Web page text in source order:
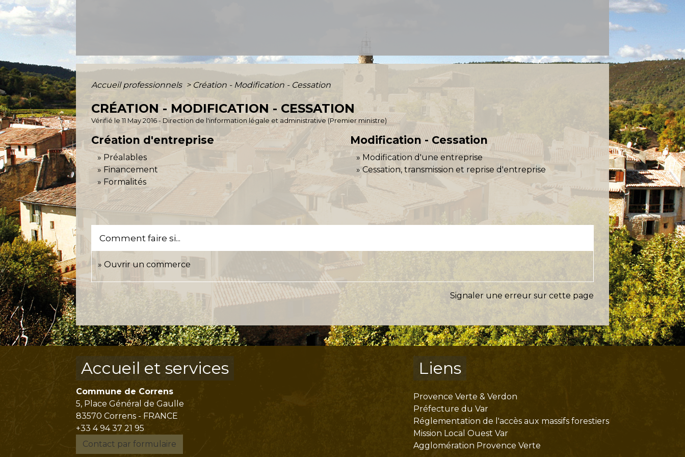
Accueil professionnels > Création - Modification - Cessation
CRÉATION - MODIFICATION - CESSATION
Vérifié le 11 May 2016 - Direction de l'information légale et administrative (Premier ministre)
Création d'entreprise
Préalables
Financement
Formalités
Modification - Cessation
Modification d'une entreprise
Cessation, transmission et reprise d'entreprise
Comment faire si...
Ouvrir un commerce
Signaler une erreur sur cette page
Accueil et services
Commune de Correns
5, Place Général de Gaulle
83570 Correns - FRANCE
+33 4 94 37 21 95
Contact par formulaire
Liens
Provence Verte & Verdon
Préfecture du Var
Réglementation de l'accès aux massifs forestiers
Mission Local Ouest Var
Agglomération Provence Verte